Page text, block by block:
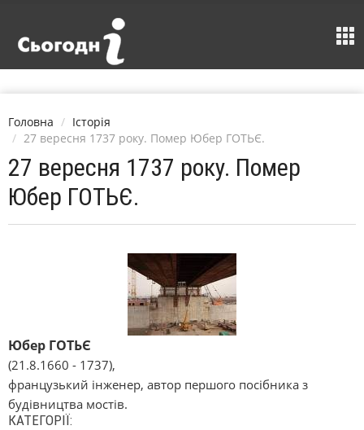
Головна
Історія
27 вересня 1737 року. Помер Юбер ГОТЬЄ.
27 вересня 1737 року. Помер
Юбер ГОТЬЄ.
Юбер ГОТЬЄ
(21.8.1660 - 1737),
французький інженер, автор першого посібника з
будівництва мостів.
КАТЕГОРІЇ: